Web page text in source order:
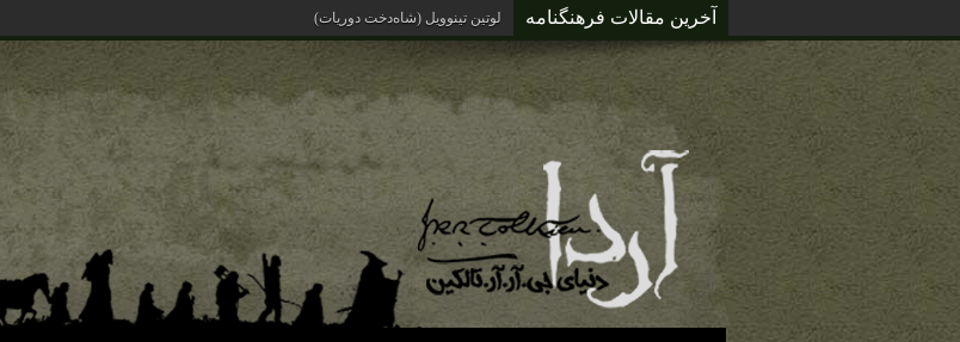
آخرین مقالات فرهنگنامه لوتین تینوویل (شاه‌دخت دوریات)